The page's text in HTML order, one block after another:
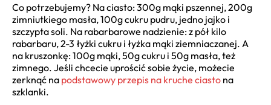
Co potrzebujemy? Na ciasto: 300g mąki pszennej, 200g
zimniutkiego masła, 100g cukru pudru, jedno jajko i
szczypta soli. Na rabarbarowe nadzienie: z pół kilo
rabarbaru, 2-3 łyżki cukru i łyżka mąki ziemniaczanej. A
na kruszonkę: 100g mąki, 50g cukru i 50g masła, też
zimnego. Jeśli chcecie uprościć sobie życie, możecie
zerknąć na podstawowy przepis na kruche ciasto na
szklanki.